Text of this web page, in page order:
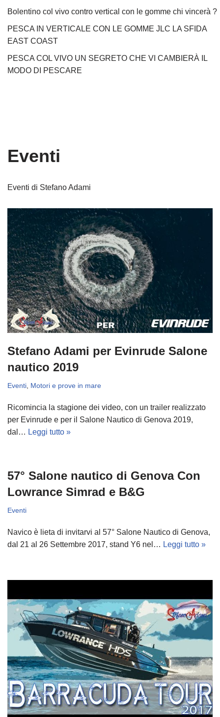
Bolentino col vivo contro vertical con le gomme chi vincerà ?
PESCA IN VERTICALE CON LE GOMME JLC LA SFIDA
EAST COAST
PESCA COL VIVO UN SEGRETO CHE VI CAMBIERÀ IL
MODO DI PESCARE
Eventi
Eventi di Stefano Adami
Stefano Adami per Evinrude Salone
nautico 2019
Eventi Motori e prove in mare
Ricomincia la stagione dei video, con un trailer realizzato
per Evinrude e per il Salone Nautico di Genova 2019,
dal… Leggi tutto »
57° Salone nautico di Genova Con
Lowrance Simrad e B&G
Eventi
Navico è lieta di invitarvi al 57° Salone Nautico di Genova,
dal 21 al 26 Settembre 2017, stand Y6 nel… Leggi tutto »